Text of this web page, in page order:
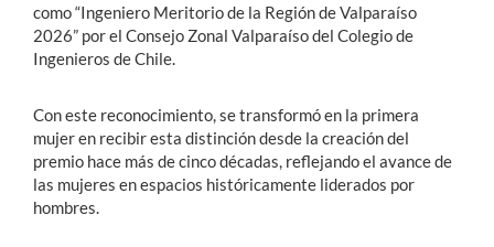
como “Ingeniero Meritorio de la Región de Valparaíso
2026” por el Consejo Zonal Valparaíso del Colegio de
Ingenieros de Chile.
Con este reconocimiento, se transformó en la primera
mujer en recibir esta distinción desde la creación del
premio hace más de cinco décadas, reflejando el avance de
las mujeres en espacios históricamente liderados por
hombres.